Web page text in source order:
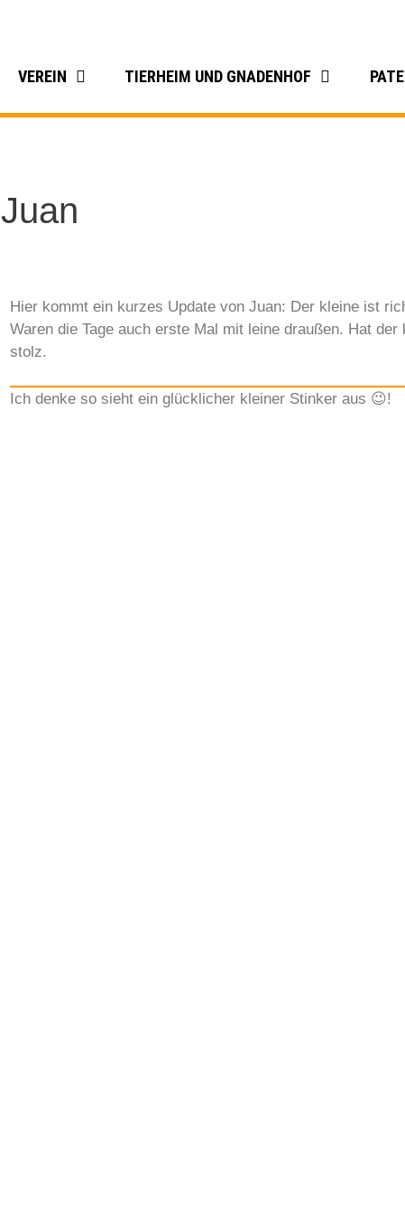
VEREIN TIERHEIM UND GNADENHOF
Juan
Hier kommt ein kurzes Update von Juan: Der kleine ist
Waren die Tage auch erste Mal mit leine draußen. Hat
stolz.
Ich denke so sieht ein glücklicher kleiner Stinker aus 😉!